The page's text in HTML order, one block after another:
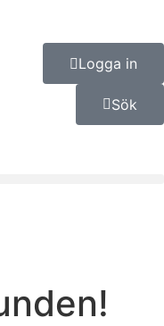
Logga in
Sök